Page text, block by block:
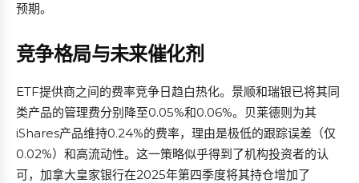
预期。
竞争格局与未来催化剂
ETF提供商之间的费率竞争日趋白热化。景顺和瑞银已将其同
类产品的管理费分别降至0.05%和0.06%。贝莱德则为其
iShares产品维持0.24%的费率，理由是极低的跟踪误差（仅
0.02%）和高流动性。这一策略似乎得到了机构投资者的认
可，加拿大皇家银行在2025年第四季度将其持仓增加了